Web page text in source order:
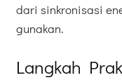
dari sinkronisasi
gunakan.
Langkah